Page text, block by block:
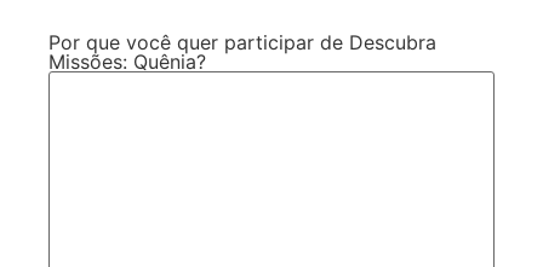
Por que você quer participar de Descubra
Missões: Quênia?